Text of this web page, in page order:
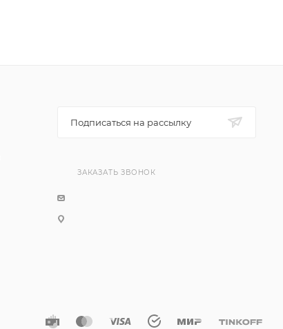
Подписаться на рассылку
ЗАКАЗАТЬ ЗВОНОК